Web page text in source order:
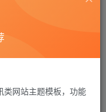
类网站主题模板，功能